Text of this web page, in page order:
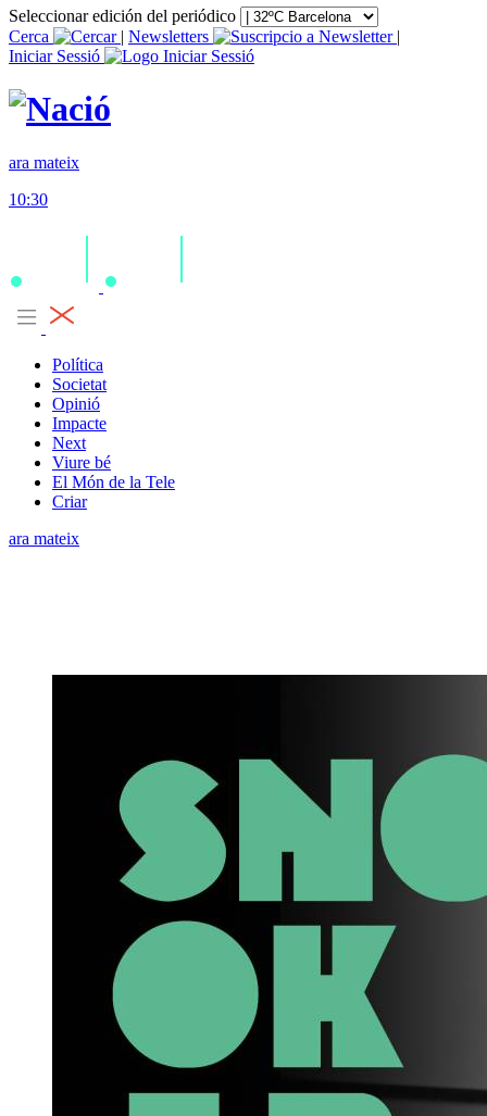
Seleccionar edición del periódico
Cerca
| Newsletters
|
Iniciar Sessió
ara mateix
10:30
Política
Societat
Opinió
Impacte
Next
Viure bé
El Món de la Tele
Criar
ara mateix